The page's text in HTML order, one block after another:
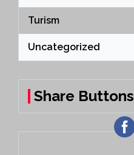
Turism
Uncategorized
Share Buttons